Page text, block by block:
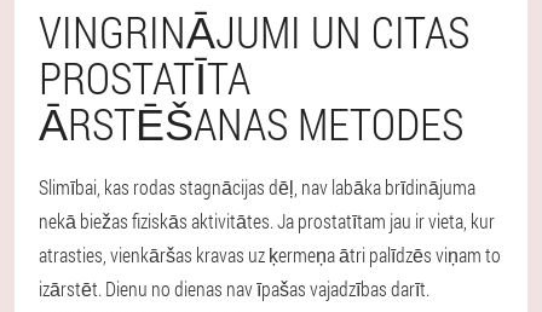
VINGRINĀJUMI UN CITAS
PROSTATĪTA
ĀRSTĒŠANAS METODES
Slimībai, kas rodas stagnācijas dēļ, nav labāka brīdinājuma
nekā biežas fiziskās aktivitātes. Ja prostatītam jau ir vieta, kur
atrasties, vienkāršas kravas uz ķermeņa ātri palīdzēs viņam to
izārstēt. Dienu no dienas nav īpašas vajadzības darīt.